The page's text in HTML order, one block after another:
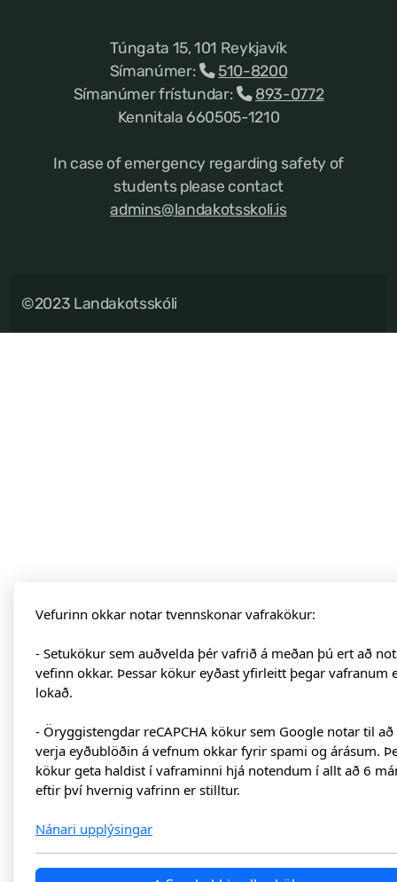
Túngata 15, 101 Reykjavík
Símanúmer:
510-8200
Símanúmer frístundar:
893-0772
Kennitala 660505-1210
In case of emergency regarding safety of
students please contact
admins@landakotsskoli.is
©2023 Landakotsskóli
Vefurinn okkar notar tvennskonar vafrakökur:
- Setukökur sem auðvelda þér vafrið á meðan þú ert að
vefinn okkar. Þessar kökur eyðast yfirleitt þegar vafranum
lokað.
- Öryggistengdar reCAPCHA kökur sem Google notar til að
verja eyðublöðin á vefnum okkar fyrir spami og árásum.
kökur geta haldist í vaframinni hjá notendum í allt að 6
eftir því hvernig vafrinn er stilltur.
Nánari upplýsingar